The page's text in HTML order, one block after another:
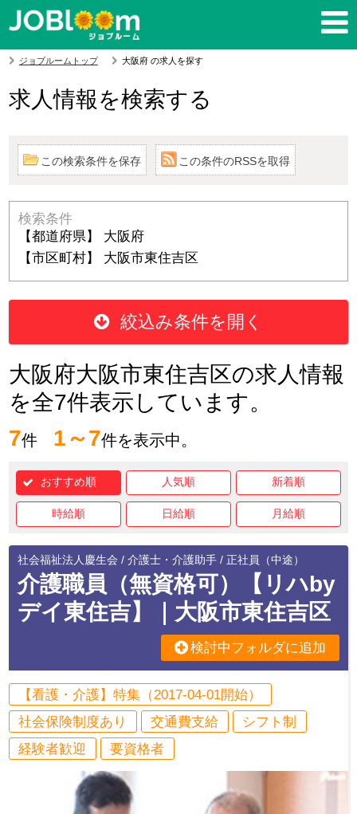
ジョブルームトップ 大阪府 の求人を探す
求人情報を検索する
この検索条件を保存 この条件のRSSを取得
検索条件
【都道府県】 大阪府
【市区町村】 大阪市東住吉区
絞込み条件を開く
大阪府大阪市東住吉区の求人情報
を全7件表示しています。
7件 1～7件を表示中。
おすすめ順 人気順 新着順
時給順 日給順 月給順
社会福祉法人慶生会 / 介護士・介護助手 / 正社員（中途）
介護職員（無資格可）【リハby
デイ東住吉】｜大阪市東住吉区
検討中フォルダに追加
【看護・介護】特集（2017-04-01開始）
社会保険制度あり
交通費支給
シフト制
経験者歓迎
要資格者